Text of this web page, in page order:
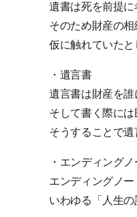
遺書は死を前提に
そのため財産の相
仮に触れていたと
・遺言書
遺言書は財産を誰
そして書く際には
そうすることで
・エンディングノ
エンディングノ
いわゆる「人生